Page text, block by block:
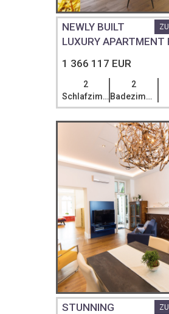
NEWLY BUILT
LUXURY APARTMENT
1 366 117 EUR
2
Schlafzimmer
2
Badezimmer
STUNNING